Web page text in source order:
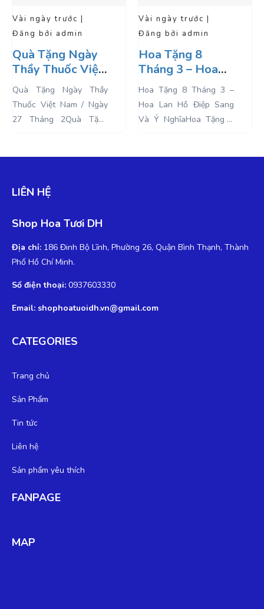
Vài ngày trước |
Đăng bởi admin
Quà Tặng Ngày
Thầy Thuốc Việt
Nam / Ngày 27
Tháng 2
Quà Tặng Ngày Thầy
Thuốc Việt Nam / Ngày
27 Tháng 2Quà Tặng
Vài ngày trước |
Đăng bởi admin
Hoa Tặng 8
Tháng 3 – Hoa
Lan Hồ Điệp
Sang Và Ý Nghĩa
Hoa Tặng 8 Tháng 3 –
Hoa Lan Hồ Điệp Sang
Và Ý NghĩaHoa Tặng 8
LIÊN HỆ
Shop Hoa Tươi DH
Địa chỉ: 186 Đinh Bộ Lĩnh, Phường 26, Quận Bình Thạnh, Thành
Phố Hồ Chí Minh.
Số điện thoại: 0937603330
Email: shophoatuoidh.vn@gmail.com
CATEGORIES
Trang chủ
Sản Phẩm
Tin tức
Liên hệ
Sản phẩm yêu thích
FANPAGE
MAP